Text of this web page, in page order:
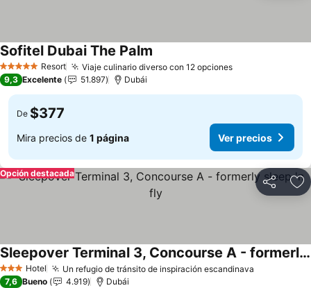
5 Estrellas Resort Viaje culinario diverso con 12 opcionesVer precios
Sofitel Dubai The Palm
9,3 Excelente 51.897 Dubái
De $377
Mira precios de 1 página Ver precios
Compartir
Opción destacada
3 Estrellas
Hotel Un refugio de tránsito de inspiración escandinava
Sleepover Terminal 3, Concourse A - formerly sleep 'n fly
Ver precios
7,6 Bueno 4.919 Dubái